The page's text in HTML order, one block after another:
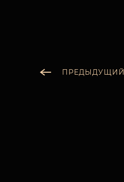
ПРЕДЫДУЩИЙ